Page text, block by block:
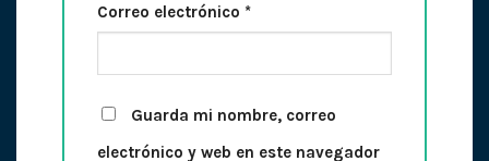
Correo electrónico *
Guarda mi nombre, correo
electrónico y web en este navegador